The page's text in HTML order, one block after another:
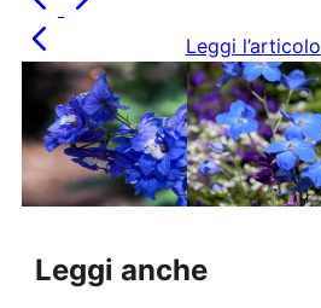
Leggi l’articolo
Leggi anche